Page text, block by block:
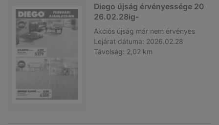
Diego újság érvényessége 20
26.02.28ig-
Akciós újság már nem érvényes
Lejárat dátuma: 2026.02.28
Távolság: 2,02 km